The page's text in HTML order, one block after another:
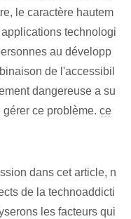
le caractère hautem
technologi
au développ
de l'accessibil
dangereuse a su
ce problème. ce
dans cet article, n
de la technoaddicti
les facteurs qui